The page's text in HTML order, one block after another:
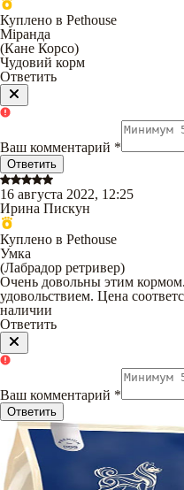
Куплено в Pethouse
Міранда
(Кане Корсо)
Чудовий корм
Ответить
Ваш комментарий *
Ответить
16 августа 2022, 12:25
Ирина Пискун
Куплено в Pethouse
Умка
(Лабрадор ретривер)
Очень довольны этим
удовольствием. Цена
наличии
Ответить
Ваш комментарий *
Ответить